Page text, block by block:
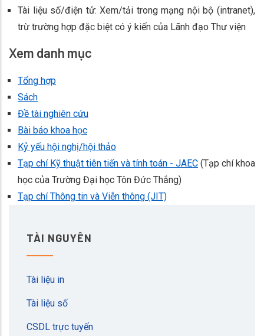
Tài liệu số/điện tử: Xem/tải trong mạng nội bộ (intranet),
trừ trường hợp đặc biệt có ý kiến của Lãnh đạo Thư viện
Xem danh mục
Tổng hợp
Sách
Đề tài nghiên cứu
Bài báo khoa học
Kỷ yếu hội nghị/hội thảo
Tạp chí Kỹ thuật tiên tiến và tính toán - JAEC (Tạp chí khoa
học của Trường Đại học Tôn Đức Thắng)
Tạp chí Thông tin và Viễn thông (JIT)
TÀI NGUYÊN
Tài liệu in
Tài liệu số
CSDL trực tuyến